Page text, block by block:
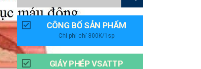
CÔNG BỐ SẢN PHẨM
Chi phí chỉ 800K/1sp
GIÁY PHÉP VSATTP